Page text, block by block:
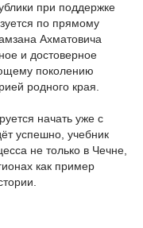
при поддержке
по прямому
Ахматовича
и достоверное
поколению
родного края.
начать уже с
успешно, учебник
не только в Чечне,
как пример